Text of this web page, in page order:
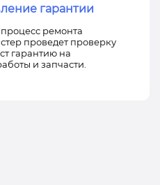
гарантии
процесс ремонта
проведет проверку
гарантию на
и запчасти.